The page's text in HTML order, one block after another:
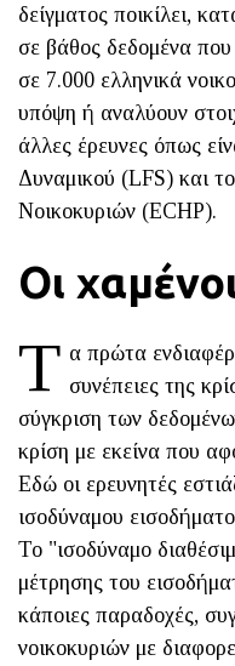
δείγματος ποικίλει,
σε βάθος δεδομένα
σε 7.000 ελληνικά
υπόψη ή αναλύουν
άλλες έρευνες όπως
Δυναμικού (LFS) και
Νοικοκυριών (ECHP).
Οι
Τ α πρώτα
συνέπειες της
σύγκριση των
κρίση με εκείνα που
Εδώ οι ερευνητές
ισοδύναμου
Το "ισοδύναμο
μέτρησης του
κάποιες παραδοχές,
νοικοκυριών με